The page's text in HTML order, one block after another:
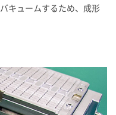
キュームするため、成形